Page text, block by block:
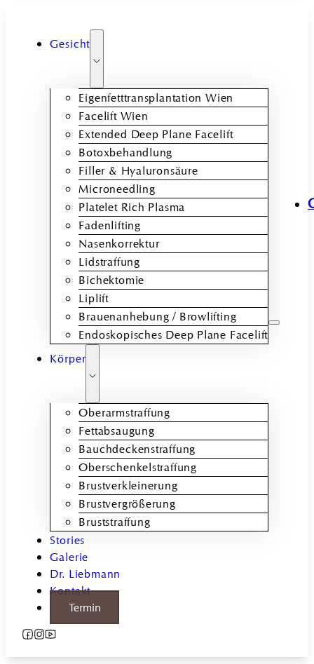
Gesicht
Eigenfetttransplantation Wien
Facelift Wien
Extended Deep Plane Facelift
Botoxbehandlung
Filler & Hyaluronsäure
Microneedling
Platelet Rich Plasma
Fadenlifting
Nasenkorrektur
Lidstraffung
Bichektomie
Liplift
Brauenanhebung / Browlifting
Endoskopisches Deep Plane Facelift
Körper
Oberarmstraffung
Fettabsaugung
Bauchdeckenstraffung
Oberschenkelstraffung
Brustverkleinerung
Brustvergrößerung
Bruststraffung
Stories
Galerie
Dr. Liebmann
Kontakt
Termin
Follow us on Facebook
Follow us on Instagram
Follow us on YouTube